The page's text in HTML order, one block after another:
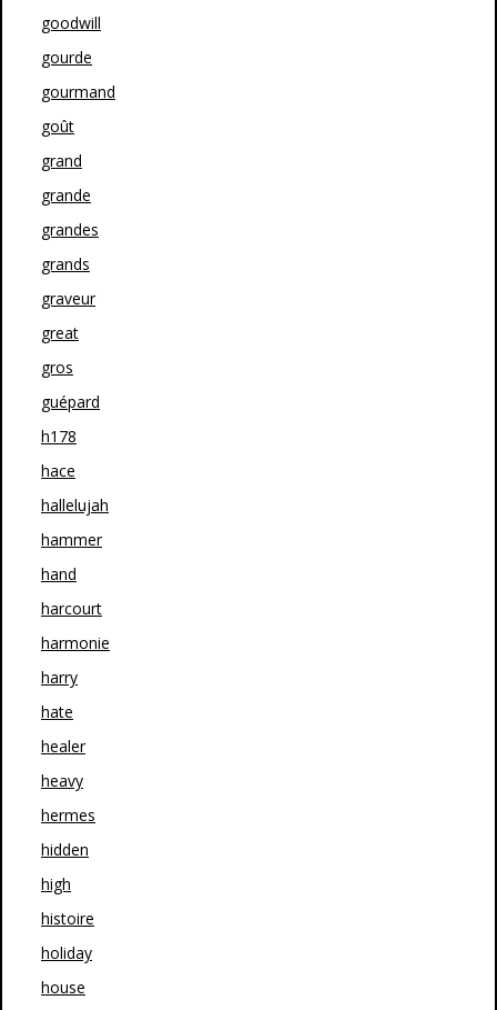
goodwill
gourde
gourmand
goût
grand
grande
grandes
grands
graveur
great
gros
guépard
h178
hace
hallelujah
hammer
hand
harcourt
harmonie
harry
hate
healer
heavy
hermes
hidden
high
histoire
holiday
house